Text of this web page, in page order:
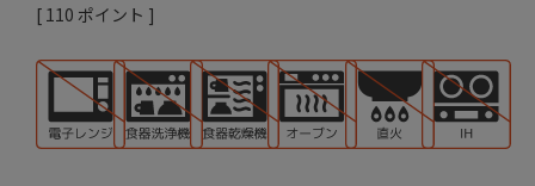
[ 110 ポイント ]